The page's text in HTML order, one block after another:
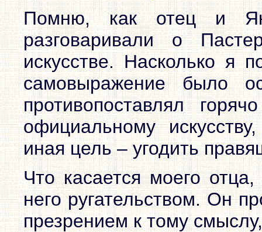
Помню, как отец и
разговаривали о
искусстве. Насколько я
самовыражение было
противопоставлял
официальному
иная цель – угодить
Что касается моего
него ругательством. Он
презрением к тому